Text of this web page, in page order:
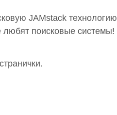
JAMstack технологию
любят поисковые системы!